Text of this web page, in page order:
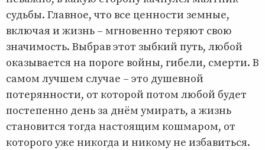
судьбы. Главное, что все ценности земные,
включая и жизнь – мгновенно теряют свою
значимость. Выбрав этот зыбкий путь, любой
оказывается на пороге войны, гибели, смерти. В
самом лучшем случае – это душевной
потерянности, от которой потом любой будет
постепенно день за днём умирать, а жизнь
становится тогда настоящим кошмаром, от
которого уже никогда и никому не избавиться.